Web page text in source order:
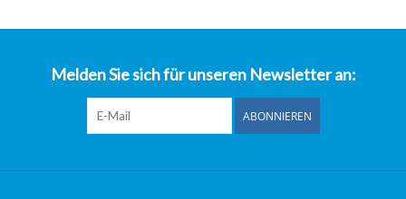
Melden Sie sich für unseren Newsletter an:
ABONNIEREN